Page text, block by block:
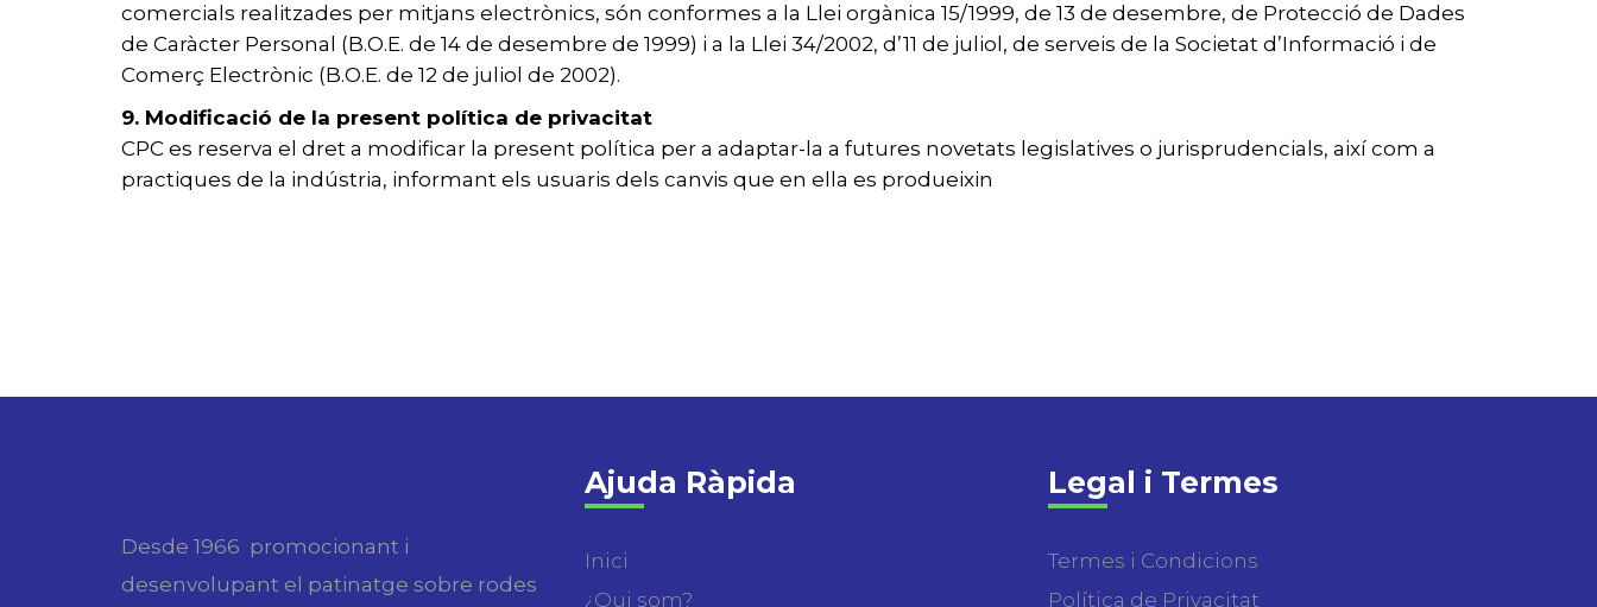
comercials realitzades per mitjans electrònics, són conformes a la Llei orgànica 15/1999, de 13 de desembre, de Protecció de Dades
de Caràcter Personal (B.O.E. de 14 de desembre de 1999) i a la Llei 34/2002, d’11 de juliol, de serveis de la Societat d’Informació i de
Comerç Electrònic (B.O.E. de 12 de juliol de 2002).
9. Modificació de la present política de privacitat
CPC es reserva el dret a modificar la present política per a adaptar-la a futures novetats legislatives o jurisprudencials, així com a
practiques de la indústria, informant els usuaris dels canvis que en ella es produeixin
Desde 1966 promocionant i
desenvolupant el patinatge sobre rodes
Ajuda Ràpida
Inici
¿Qui som?
Legal i Termes
Termes i Condicions
Política de Privacitat